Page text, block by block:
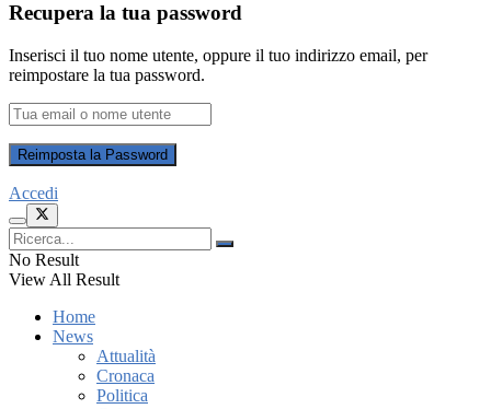
Recupera la tua password
Inserisci il tuo nome utente, oppure il tuo indirizzo email, per
reimpostare la tua password.
Accedi
No Result
View All Result
Home
News
Attualità
Cronaca
Politica